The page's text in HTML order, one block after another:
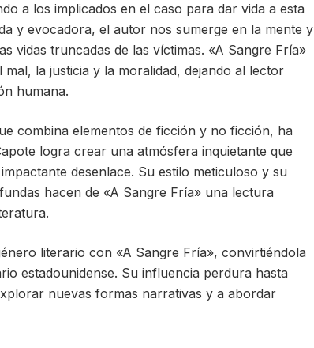
a los implicados en el caso para dar vida a esta
y evocadora, el autor nos sumerge en la mente y
vidas truncadas de las víctimas. «A Sangre Fría»
la justicia y la moralidad, dejando al lector
humana.
combina elementos de ficción y no ficción, ha
logra crear una atmósfera inquietante que
desenlace. Su estilo meticuloso y su
hacen de «A Sangre Fría» una lectura
literario con «A Sangre Fría», convirtiéndola
estadounidense. Su influencia perdura hasta
nuevas formas narrativas y a abordar